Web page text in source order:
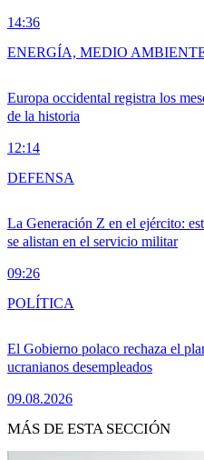
14:36
Europa occidental registra los
de la historia
12:14
ENERGÍA, MEDIO
La Generación Z en el ejército:
se alistan en el servicio militar
09:26
DEFENSA
El Gobierno polaco rechaza el
ucranianos desempleados
09.08.2026
POLÍTICA
MÁS DE ESTA SECCIÓN